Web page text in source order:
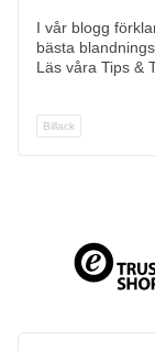
I vår blogg
bästa
Läs våra Tips &
Billack